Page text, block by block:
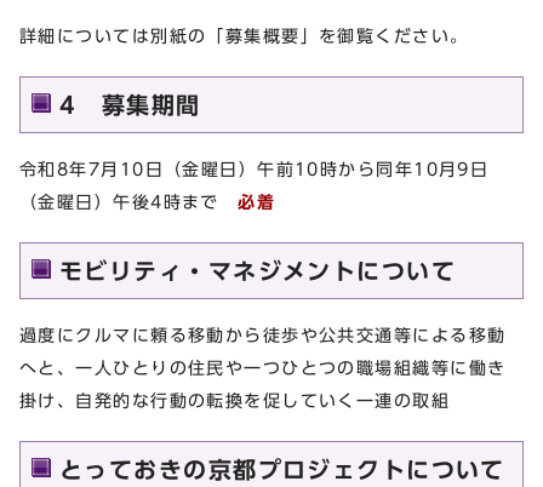
詳細については別紙の「募集概要」を御覧ください。
4 募集期間
令和8年7月10日（金曜日）午前10時から同年10月9日
（金曜日）午後4時まで必着
モビリティ・マネジメントについて
過度にクルマに頼る移動から徒歩や公共交通等による移動
へと、一人ひとりの住民や一つひとつの職場組織等に働き
掛け、自発的な行動の転換を促していく一連の取組
とっておきの京都プロジェクトについて